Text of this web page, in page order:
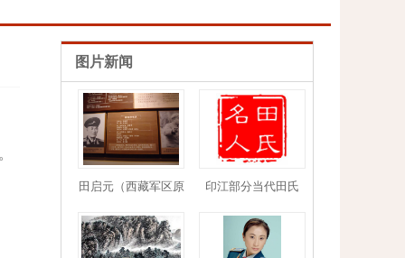
图片新闻
田启元（西藏军区原 印江部分当代田氏